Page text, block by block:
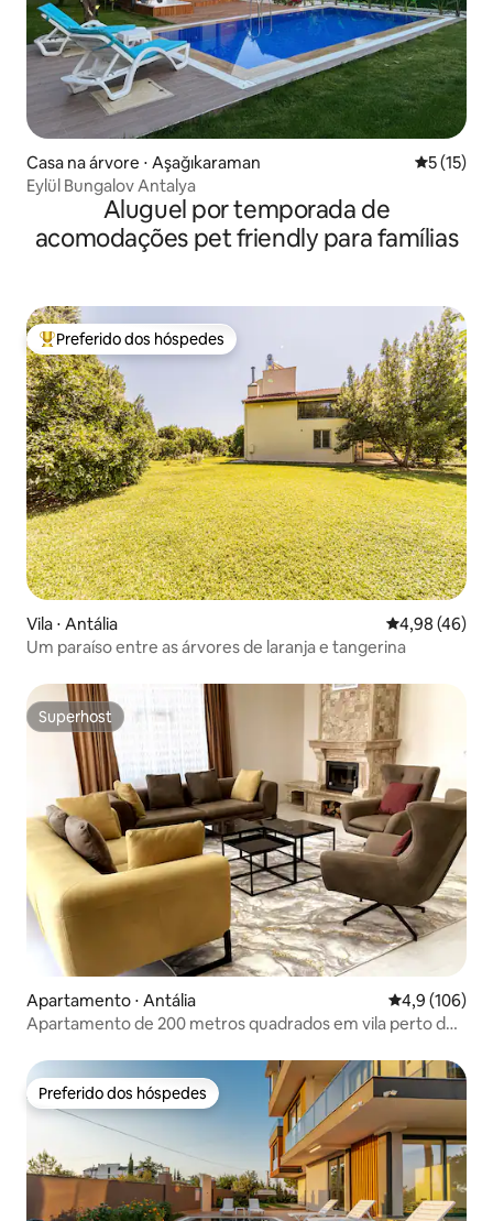
Casa na árvore ⋅ Aşağıkaraman 5 de uma
5 (15)
Eylül Bungalov Antalya
Aluguel por temporada de
acomodações pet friendly para famílias
Entre os melhores preferidos dos hóspedes
Preferido dos hóspedes
Vila ⋅ Antália 4,98 de uma
4,98 (46)
Um paraíso entre as árvores de laranja e tangerina
Superhost
Superhost
Apartamento ⋅ Antália 4,9 de uma
4,9 (106)
Apartamento de 200 metros quadrados em vila perto de
Preferido dos hóspedes
Preferido dos hóspedes